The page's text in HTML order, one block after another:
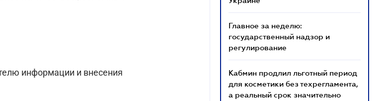
информации и внесения
Главное за неделю:
государственный надзор и
регулирование
Кабмин продлил льготный период
для косметики без техрегламента,
а реальный срок значительно